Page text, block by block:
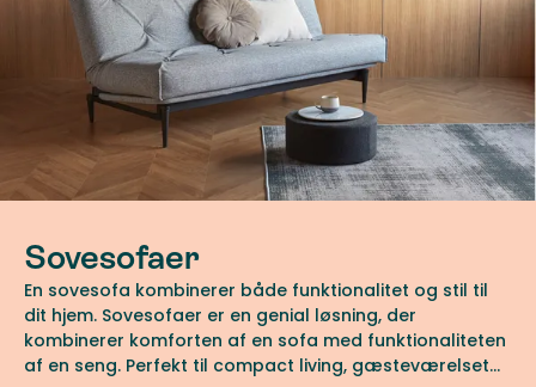
Sovesofaer
En sovesofa kombinerer både funktionalitet og stil til
dit hjem. Sovesofaer er en genial løsning, der
kombinerer komforten af en sofa med funktionaliteten
af en seng. Perfekt til compact living, gæsteværelset